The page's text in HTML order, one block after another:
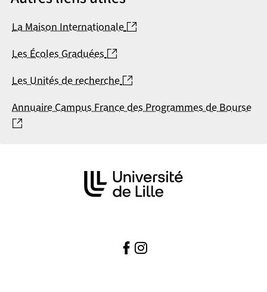
La Maison Internationale
Les Écoles Graduées
Les Unités de recherche
Annuaire Campus France des Programmes de Bourse
Facebook
(nouvelle fenêtre)